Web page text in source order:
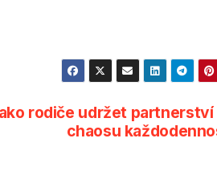
rodiče udržet partnerství
chaosu